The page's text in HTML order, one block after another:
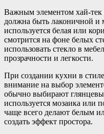
Важным элементом хай-тек
должна быть лаконичной и
используется белая или
смотрится на фоне белых
использовать стекло в
прозрачности и легкости.
При создании кухни в
внимание на выбор
обычно выбирают
используется мозаика или
чаще всего делают белым
создать эффект простора.